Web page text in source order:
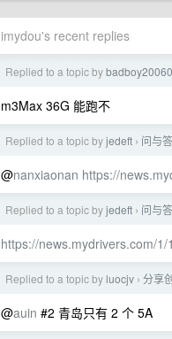
imydou's recent replies
Replied to a topic by
m3Max 36G 能跑不
Replied to a topic byjedeft › 问与答
@nanxiaonan https://
Replied to a topic byjedeft › 问与答
https://news.mydrivers.com/
Replied to a topic by luocjv › 分享
@auin #2 青岛只有 2 个 5A